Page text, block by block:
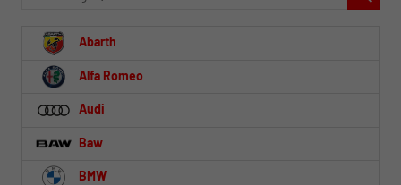
Abarth
Alfa Romeo
Audi
Baw
BMW